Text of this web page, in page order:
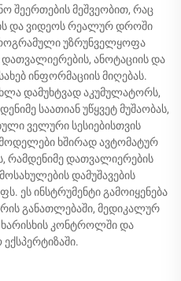
შეერთების მეშვეობით, რაც
და ვიდეოს რეალურ დროში
უზრუნველყოფა
დათვალიერების, ანოტაციის და
ინფორმაციის მიღებას.
დამუხტვად აკუმულატორს,
საათიან უწყვეტ მუშაობას,
ველური სესიებისთვის
ხშირად ავტომატურ
რამდენიმე დათვალიერების
დამუშავების
ეს ინსტრუმენტი გამოიყენება
განათლებაში, მედიკალურ
ხარისხის კონტროლში და